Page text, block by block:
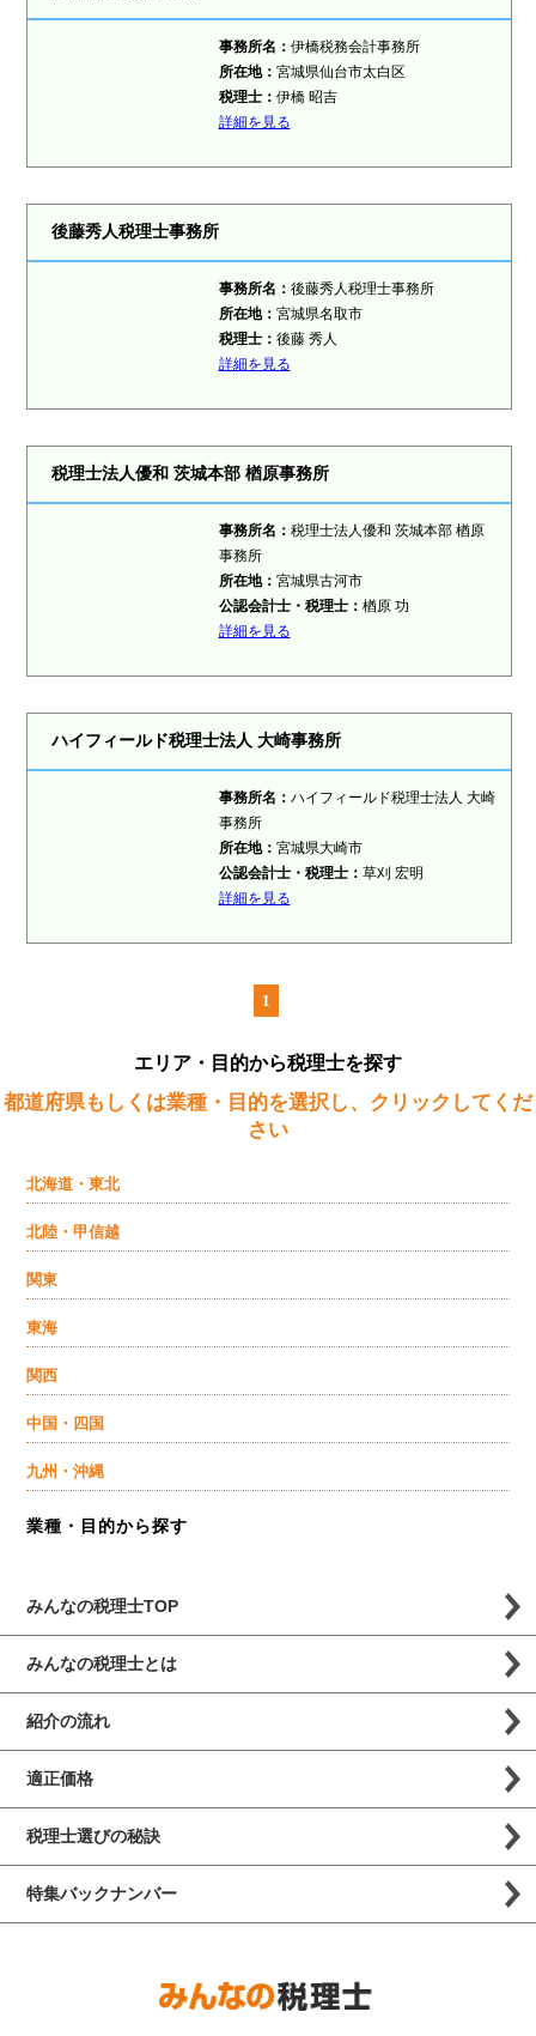
事務所名： 伊橋税務会計事務所
所在地： 宮城県仙台市太白区
税理士： 伊橋 昭吉
詳細を見る
後藤秀人税理士事務所
事務所名： 後藤秀人税理士事務所
所在地： 宮城県名取市
税理士： 後藤 秀人
詳細を見る
税理士法人優和 茨城本部 楢原事務所
事務所名： 税理士法人優和 茨城本部 楢原
事務所
所在地： 宮城県古河市
公認会計士・税理士： 楢原 功
詳細を見る
ハイフィールド税理士法人 大崎事務所
事務所名： ハイフィールド税理士法人 大崎
事務所
所在地： 宮城県大崎市
公認会計士・税理士： 草刈 宏明
詳細を見る
1
エリア・目的から税理士を探す
都道府県もしくは業種・目的を選択し、クリックしてくだ
さい
北海道・東北
北陸・甲信越
関東
東海
関西
中国・四国
九州・沖縄
業種・目的から探す
みんなの税理士TOP
みんなの税理士とは
紹介の流れ
適正価格
税理士選びの秘訣
特集バックナンバー